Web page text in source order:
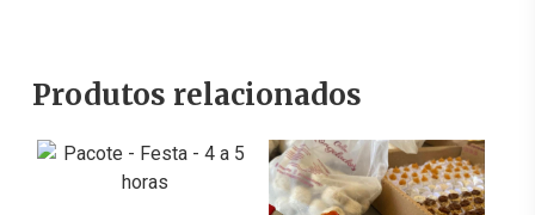
Produtos relacionados
R$ 137,30